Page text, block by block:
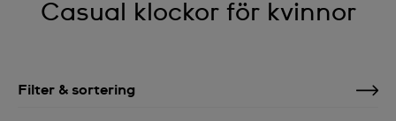
Casual klockor för kvinnor
Filter & sortering